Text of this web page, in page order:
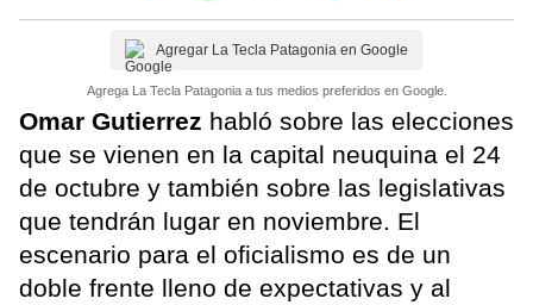
Agregar La Tecla Patagonia en Google
Agrega La Tecla Patagonia a tus medios preferidos en Google.
Omar Gutierrez habló sobre las elecciones
que se vienen en la capital neuquina el 24
de octubre y también sobre las legislativas
que tendrán lugar en noviembre. El
escenario para el oficialismo es de un
doble frente lleno de expectativas y al